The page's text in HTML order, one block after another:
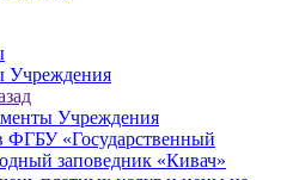
Учреждения
Учреждения
ФГБУ «Государственный
заповедник «Кивач»